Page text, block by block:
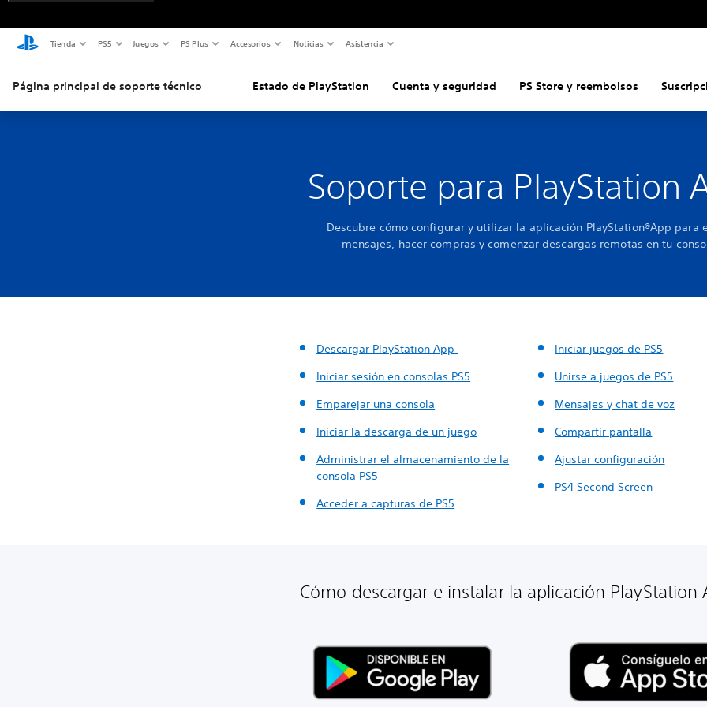
Tienda PS5 Juegos PS Plus Accesorios Noticias Asistencia
Página principal de soporte técnico Estado de PlayStation Cuenta y seguridad PS Store y reembolsos
Soporte para PlayStation
Descubre cómo configurar y utilizar la aplicación PlayStation®App para
mensajes, hacer compras y comenzar descargas remotas en tu
Descargar PlayStation App
Iniciar sesión en consolas PS5
Emparejar una consola
Iniciar la descarga de un juego
Administrar el almacenamiento de la
consola PS5
Acceder a capturas de PS5
Iniciar juegos de PS5
Unirse a juegos de PS5
Mensajes y chat de voz
Compartir pantalla
Ajustar configuración
PS4 Second Screen
Cómo descargar e instalar la aplicación PlayStation